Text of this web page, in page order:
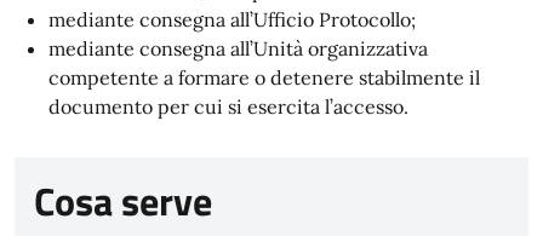
mediante consegna all’Ufficio Protocollo;
mediante consegna all’Unità organizzativa
competente a formare o detenere stabilmente il
documento per cui si esercita l’accesso.
Cosa serve